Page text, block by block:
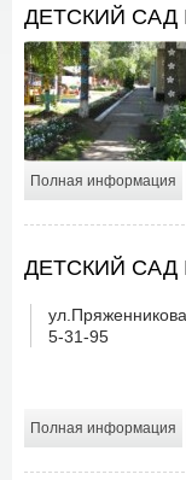
ДЕТСКИЙ САД
Полная информация
ДЕТСКИЙ САД
5-31-95
Полная информация